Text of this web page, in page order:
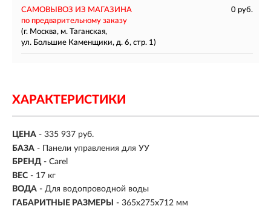
САМОВЫВОЗ ИЗ МАГАЗИНА
0 руб.
по предварительному заказу
(г. Москва, м. Таганская,
ул. Большие Каменщики, д. 6, стр. 1)
ХАРАКТЕРИСТИКИ
ЦЕНА - 335 937 руб.
БАЗА - Панели управления для УУ
БРЕНД - Carel
ВЕС - 17 кг
ВОДА - Для водопроводной воды
ГАБАРИТНЫЕ РАЗМЕРЫ
- 365x275x712 мм